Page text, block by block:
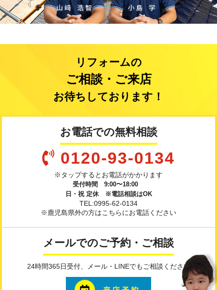
リフォームの
ご相談・ご来店
お待ちしております！
お電話での無料相談
0120-93-0134
※タップするとお電話がかかります
受付時間 9:00〜18:00
日・祝 定休 ※電話相談はOK
TEL:0995-62-0134
※鹿児島県外の方はこちらにお電話ください
メールでのご予約・ご相談
24時間365日受付、メール・LINEでもご相談ください